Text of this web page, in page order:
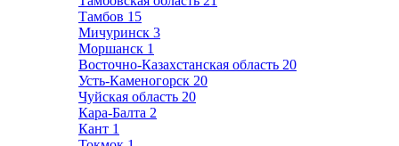
Тамбов 15
Мичуринск 3
Моршанск 1
Восточно-Казахстанская область 20
Усть-Каменогорск 20
Чуйская область 20
Кара-Балта 2
Кант 1